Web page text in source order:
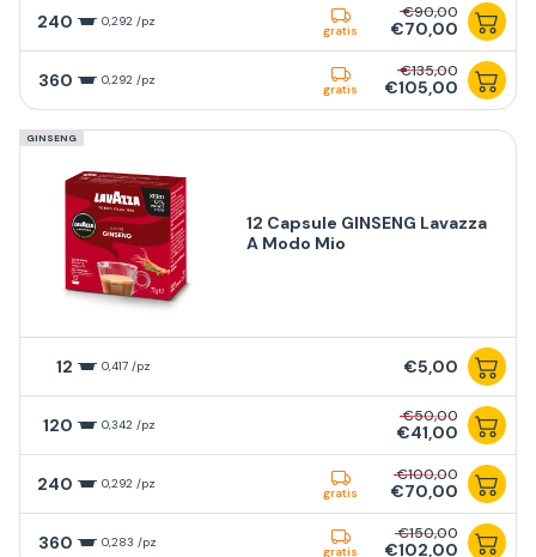
240 0,292 /pz
gratis
€90,00
€70,00
360 0,292 /pz
gratis
€135,00
€105,00
GINSENG
12 Capsule GINSENG Lavazza
A Modo Mio
12 0,417 /pz €5,00
120 0,342 /pz €50,00
€41,00
240 0,292 /pz
gratis
€100,00
€70,00
360 0,283 /pz
gratis
€150,00
€102,00